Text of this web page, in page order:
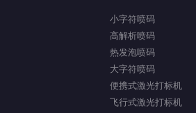
小字符喷码
高解析喷码
热发泡喷码
大字符喷码
便携式激光打标机
飞行式激光打标机